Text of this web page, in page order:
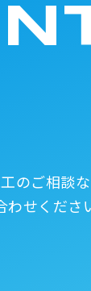
のご相談な
せくださ